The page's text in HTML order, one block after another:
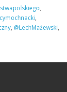
,
,
, @LechMażewski,